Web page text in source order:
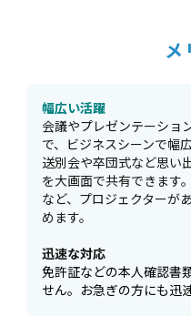
メ
幅広い活躍
会議やプレゼンテーショ
で、ビジネスシーンで幅
送別会や卒団式など思い
を大画面で共有できます
など、プロジェクターが
めます。
迅速な対応
免許証などの本人確認書
せん。お急ぎの方にも迅